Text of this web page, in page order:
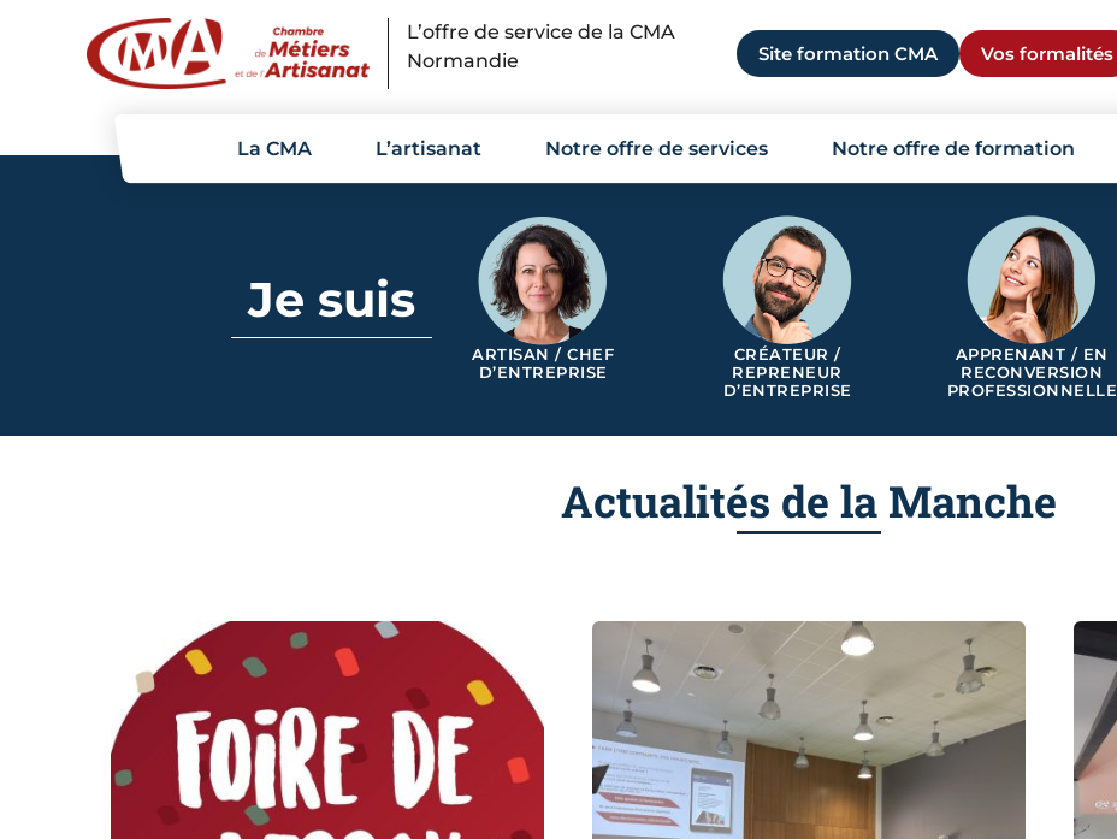
L’offre de service de la CMA
Normandie
Site formation CMA Vos formalités
La CMA L’artisanat Notre offre de services Notre offre de formation
Je suis
ARTISAN / CHEF
D’ENTREPRISE
CRÉATEUR /
REPRENEUR
D’ENTREPRISE
APPRENANT / EN
RECONVERSION
PROFESSIONNELLE
Actualités de la Manche
Panneau de gestion des cookies